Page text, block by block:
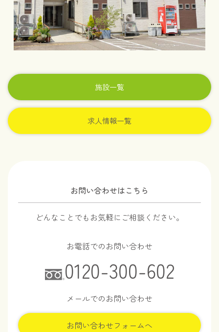
施設一覧
求人情報一覧
お問い合わせはこちら
どんなことでもお気軽にご相談ください。
お電話でのお問い合わせ
0120-300-602
メールでのお問い合わせ
お問い合わせフォームへ